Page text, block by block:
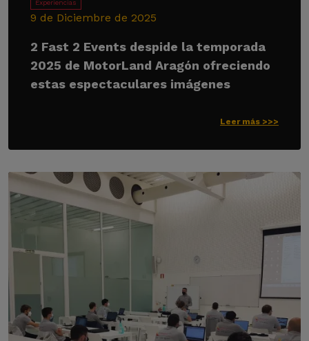
Experiencias
9 de Diciembre de 2025
2 Fast 2 Events despide la temporada
2025 de MotorLand Aragón ofreciendo
estas espectaculares imágenes
Leer más >>>